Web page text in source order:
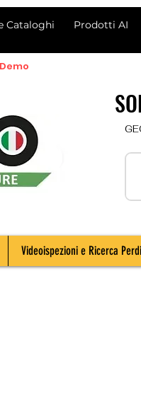
Cataloghi Prodotti AI
Videoispezioni e Ricerca